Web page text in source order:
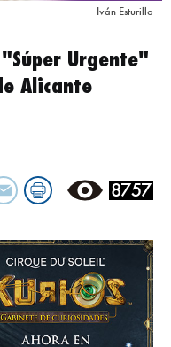
Iván Esturillo
Urgente"
Alicante
8757